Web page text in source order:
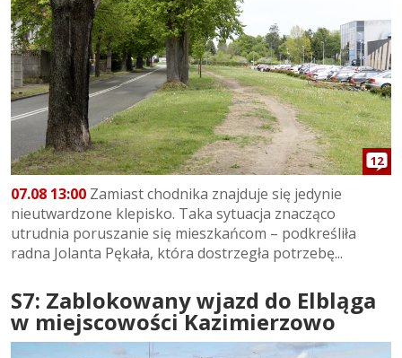
12
07.08 13:00 Zamiast chodnika znajduje się jedynie
nieutwardzone klepisko. Taka sytuacja znacząco
utrudnia poruszanie się mieszkańcom – podkreśliła
radna Jolanta Pękała, która dostrzegła potrzebę...
S7: Zablokowany wjazd do Elbląga
w miejscowości Kazimierzowo